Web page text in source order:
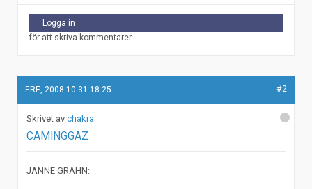
Logga in
för att skriva kommentarer
FRE, 2008-10-31 18:25 #2
chakra
CAMINGGAZ
JANNE GRAHN: